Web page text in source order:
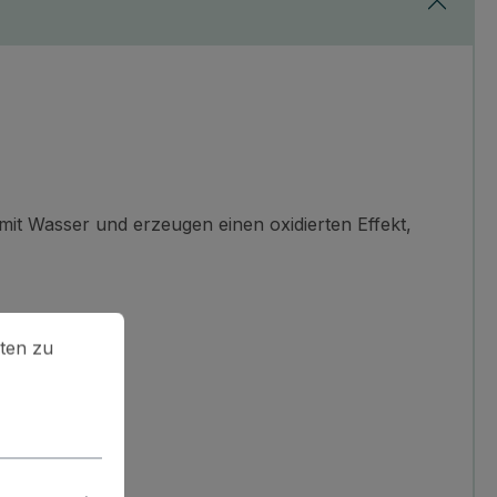
Wasser und erzeugen einen oxidierten Effekt,
zu können.
Mehr Informationen ...
zu